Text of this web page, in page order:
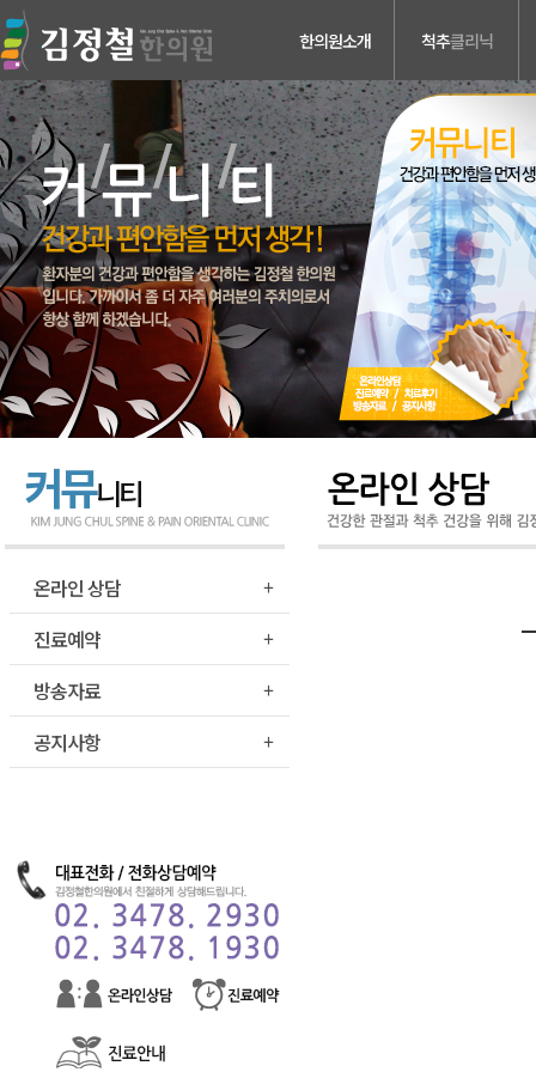
한의원소개 척추클리닉
의료진소개
진료안내
검사장비소개
치료장비소개
병원둘러보기
찾아오시는길
허리디스크
목디스크
척추관 협착증
척추분리증 &
척추전방전위증
척추수술후유증
커뮤니티
온라인 상담
진료예약
방송자료
공지사항